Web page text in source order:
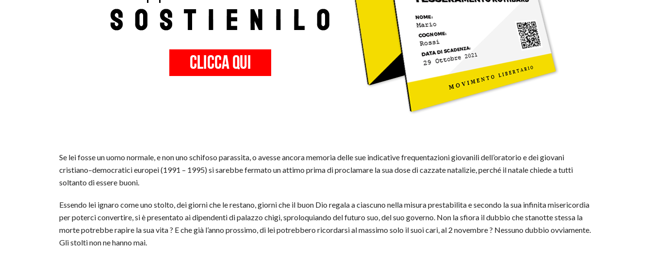
Se lei fosse un uomo normale, e non uno schifoso parassita, o avesse ancora memoria delle sue indicative frequentazioni giovanili dell’oratorio e dei giovani
cristiano–democratici europei (1991 – 1995) si sarebbe fermato un attimo prima di proclamare la sua dose di cazzate natalizie, perché il natale chiede a tutti
soltanto di essere buoni.
Essendo lei ignaro come uno stolto, dei giorni che le restano, giorni che il buon Dio regala a ciascuno nella misura prestabilita e secondo la sua infinita misericordia
per poterci convertire, si è presentato ai dipendenti di palazzo chigi, sproloquiando del futuro suo, del suo governo. Non la sfiora il dubbio che stanotte stessa la
morte potrebbe rapire la sua vita ? E che già l’anno prossimo, di lei potrebbero ricordarsi al massimo solo il suoi cari, al 2 novembre ? Nessuno dubbio ovviamente.
Gli stolti non ne hanno mai.